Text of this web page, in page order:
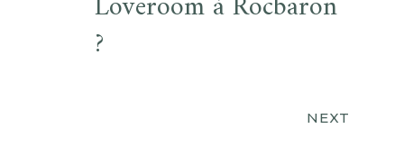
?
NEXT